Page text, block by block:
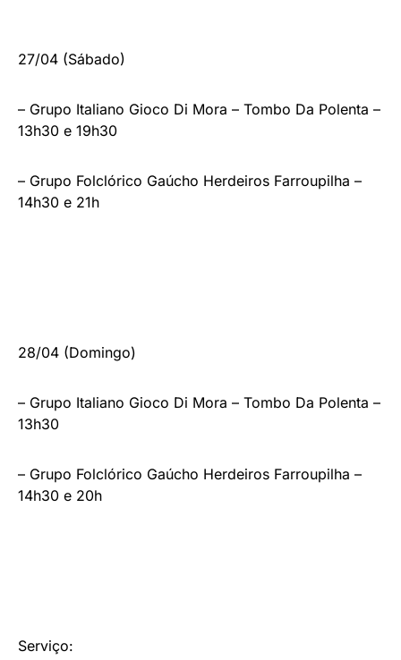
27/04 (Sábado)
– Grupo Italiano Gioco Di Mora – Tombo Da Polenta –
13h30 e 19h30
– Grupo Folclórico Gaúcho Herdeiros Farroupilha –
14h30 e 21h
28/04 (Domingo)
– Grupo Italiano Gioco Di Mora – Tombo Da Polenta –
13h30
– Grupo Folclórico Gaúcho Herdeiros Farroupilha –
14h30 e 20h
Serviço: